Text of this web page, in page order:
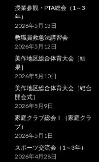
授業参観・PTA総会（1～3
年）
2026年5月13日
教職員救急法講習会
2026年5月12日
美作地区総合体育大会［結
果］
2026年5月10日
美作地区総合体育大会［総合
開会式］
2026年5月9日
家庭クラブ総会Ⅰ（家庭クラ
ブ）
2026年5月1日
スポーツ交流会（1～3年）
2026年4月28日